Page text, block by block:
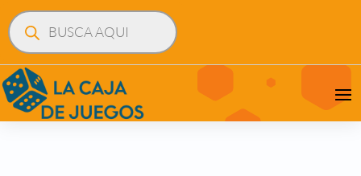
Búsqueda
de
productos